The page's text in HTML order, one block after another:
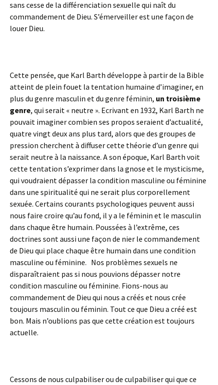
sans cesse de la différenciation sexuelle qui naît du
commandement de Dieu. S’émerveiller est une façon de
louer Dieu.
Cette pensée, que Karl Barth développe à partir de la Bible
atteint de plein fouet la tentation humaine d’imaginer, en
plus du genre masculin et du genre féminin, un troisième
genre, qui serait « neutre ». Ecrivant en 1932, Karl Barth ne
pouvait imaginer combien ses propos seraient d’actualité,
quatre vingt deux ans plus tard, alors que des groupes de
pression cherchent à diffuser cette théorie d’un genre qui
serait neutre à la naissance. A son époque, Karl Barth voit
cette tentation s’exprimer dans la gnose et le mysticisme,
qui voudraient dépasser la condition masculine ou féminine
dans une spiritualité qui ne serait plus corporellement
sexuée. Certains courants psychologiques peuvent aussi
nous faire croire qu’au fond, il y a le féminin et le masculin
dans chaque être humain. Poussées à l’extrême, ces
doctrines sont aussi une façon de nier le commandement
de Dieu qui place chaque être humain dans une condition
masculine ou féminine. Nos problèmes sexuels ne
disparaîtraient pas si nous pouvions dépasser notre
condition masculine ou féminine. Fions-nous au
commandement de Dieu qui nous a créés et nous crée
toujours masculin ou féminin. Tout ce que Dieu a créé est
bon. Mais n’oublions pas que cette création est toujours
actuelle.
Cessons de nous culpabiliser ou de culpabiliser qui que ce